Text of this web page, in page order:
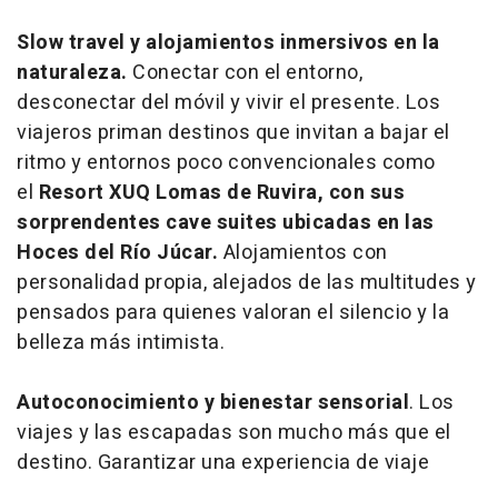
Slow travel y alojamientos inmersivos en la
naturaleza. Conectar con el entorno,
desconectar del móvil y vivir el presente. Los
viajeros priman destinos que invitan a bajar el
ritmo y entornos poco convencionales como
el Resort XUQ Lomas de Ruvira, con sus
sorprendentes cave suites ubicadas en las
Hoces del Río Júcar. Alojamientos con
personalidad propia, alejados de las multitudes y
pensados para quienes valoran el silencio y la
belleza más intimista.
Autoconocimiento y bienestar sensorial. Los
viajes y las escapadas son mucho más que el
destino. Garantizar una experiencia de viaje